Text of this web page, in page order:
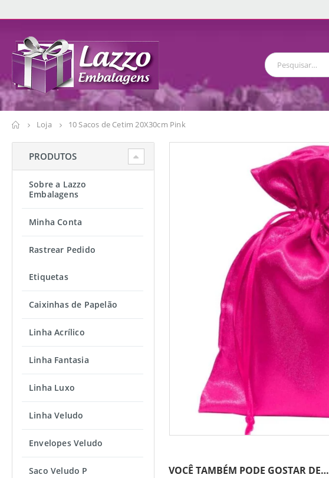
Loja 10 Sacos de Cetim 20X30cm Pink
VOCÊ TAMBÉM PODE GOSTAR DE…
PRODUTOS
Sobre a Lazzo
Embalagens
Minha Conta
Rastrear Pedido
Etiquetas
Caixinhas de Papelão
Linha Acrílico
Linha Fantasia
Linha Luxo
Linha Veludo
Envelopes Veludo
Saco Veludo P